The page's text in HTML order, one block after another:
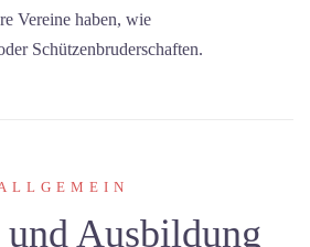
Vereine haben, wie
Schützenbruderschaften.
Ausbildung